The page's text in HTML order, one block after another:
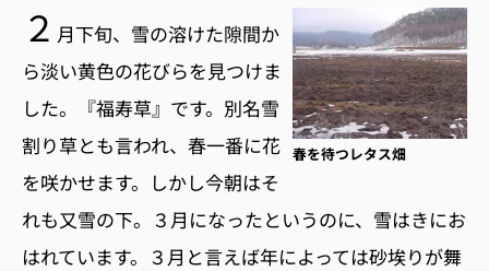
春を待つレタス畑
２ 月下旬、雪の溶けた隙間か
ら淡い黄色の花びらを見つけま
した。『福寿草』です。別名雪
割り草とも言われ、春一番に花
を咲かせます。しかし今朝はそ
れも又雪の下。３月になったというのに、雪はきにお
はれています。３月と言えば年によっては砂埃りが舞